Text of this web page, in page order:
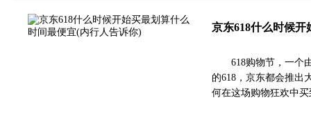
京东618什么时候
618购物节，一个
的618，京东都会推出
何在这场购物狂欢中